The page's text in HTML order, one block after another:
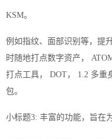
KSM。
例如指纹、面部识别等，提
时随地打点数字资产，
打点工具， DOT， 1.2 多重
包。
小标题3: 丰富的功能，旨在